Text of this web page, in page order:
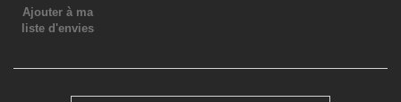
Ajouter à ma
liste d'envies